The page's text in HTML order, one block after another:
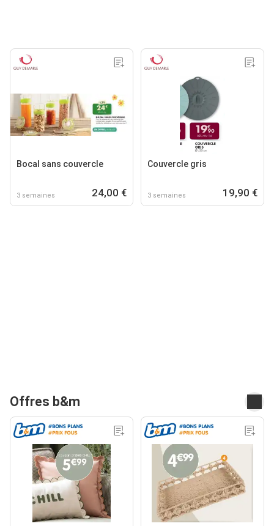
Bocal sans couvercle
3 semaines 24,00 €
Couvercle gris
3 semaines 19,90 €
Offres b&m